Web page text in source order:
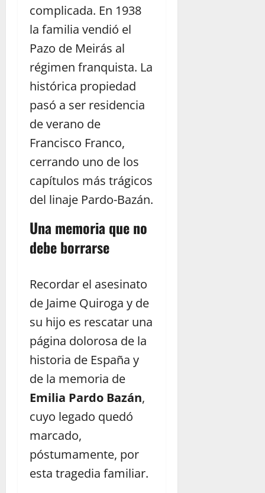
complicada. En 1938
la familia vendió el
Pazo de Meirás al
régimen franquista. La
histórica propiedad
pasó a ser residencia
de verano de
Francisco Franco,
cerrando uno de los
capítulos más trágicos
del linaje Pardo-Bazán.
Una memoria que no
debe borrarse
Recordar el asesinato
de Jaime Quiroga y de
su hijo es rescatar una
página dolorosa de la
historia de España y
de la memoria de
Emilia Pardo Bazán,
cuyo legado quedó
marcado,
póstumamente, por
esta tragedia familiar.